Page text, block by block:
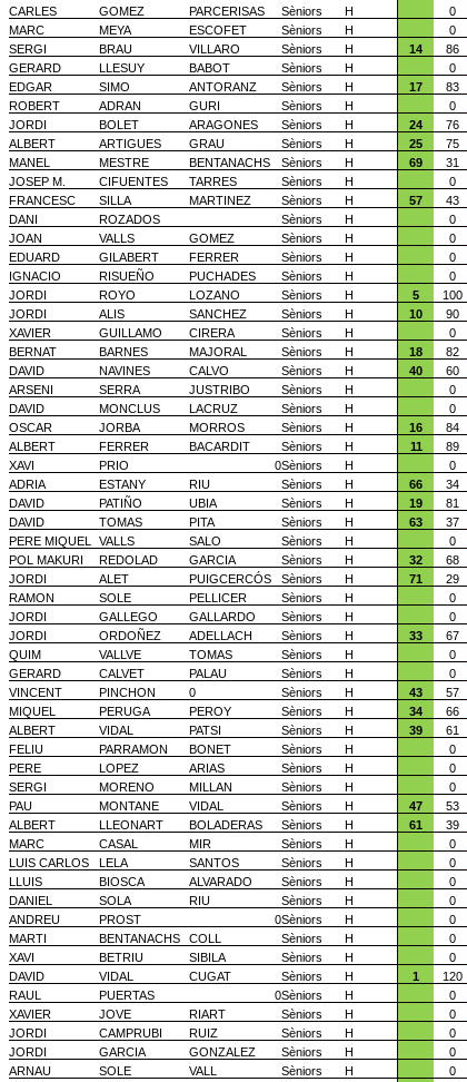
CARLES
GOMEZ PARCERISAS Sèniors H 0
MARC
MEYA ESCOFET Sèniors H 0
SERGI
BRAU VILLARO Sèniors H 14 86
GERARD
LLESUY BABOT Sèniors H 0
EDGAR
SIMO ANTORANZ Sèniors H 17 83
ROBERT
ADRAN GURI Sèniors H 0
JORDI
BOLET ARAGONES Sèniors H 24 76
ALBERT
ARTIGUES GRAU Sèniors H 25 75
MANEL
MESTRE BENTANACHS Sèniors H 69 31
JOSEP M.
CIFUENTES TARRES Sèniors H 0
FRANCESC
SILLA MARTINEZ Sèniors H 57 43
DANI
ROZADOS Sèniors H 0
JOAN
VALLS GOMEZ Sèniors H 0
EDUARD
GILABERT FERRER Sèniors H 0
IGNACIO
RISUEÑO PUCHADES Sèniors H 0
JORDI
ROYO LOZANO Sèniors H 5 100
JORDI
ALIS SANCHEZ Sèniors H 10 90
XAVIER
GUILLAMO CIRERA Sèniors H 0
BERNAT
BARNES MAJORAL Sèniors H 18 82
DAVID
NAVINES CALVO Sèniors H 40 60
ARSENI
SERRA JUSTRIBO Sèniors H 0
DAVID
MONCLUS LACRUZ Sèniors H 0
OSCAR
JORBA MORROS Sèniors H 16 84
ALBERT
FERRER BACARDIT Sèniors H 11 89
XAVI
PRIO 0Sèniors H 0
ADRIA
ESTANY RIU Sèniors H 66 34
DAVID
PATIÑO UBIA Sèniors H 19 81
DAVID
TOMAS PITA Sèniors H 63 37
PERE MIQUEL
VALLS SALO Sèniors H 0
POL MAKURI
REDOLAD GARCIA Sèniors H 32 68
JORDI
ALET PUIGCERCÓS Sèniors H 71 29
RAMON
SOLE PELLICER Sèniors H 0
JORDI
GALLEGO GALLARDO Sèniors H 0
JORDI
ORDOÑEZ ADELLACH Sèniors H 33 67
QUIM
VALLVE TOMAS Sèniors H 0
GERARD
CALVET PALAU Sèniors H 0
VINCENT
PINCHON 0 Sèniors H 43 57
MIQUEL
PERUGA PEROY Sèniors H 34 66
ALBERT
VIDAL PATSI Sèniors H 39 61
FELIU
PARRAMON BONET Sèniors H 0
PERE
LOPEZ ARIAS Sèniors H 0
SERGI
MORENO MILLAN Sèniors H 0
PAU
MONTANE VIDAL Sèniors H 47 53
ALBERT
LLEONART BOLADERAS Sèniors H 61 39
MARC
CASAL MIR Sèniors H 0
LUIS CARLOS
LELA SANTOS Sèniors H 0
LLUIS
BIOSCA ALVARADO Sèniors H 0
DANIEL
SOLA RIU Sèniors H 0
ANDREU
PROST 0Sèniors H 0
MARTI
BENTANACHS COLL Sèniors H 0
XAVI
BETRIU SIBILA Sèniors H 0
DAVID
VIDAL CUGAT Sèniors H 1 120
RAUL
PUERTAS 0Sèniors H 0
XAVIER
JOVE RIART Sèniors H 0
JORDI
CAMPRUBI RUIZ Sèniors H 0
JORDI
GARCIA GONZALEZ Sèniors H 0
ARNAU
SOLE VALL Sèniors H 0